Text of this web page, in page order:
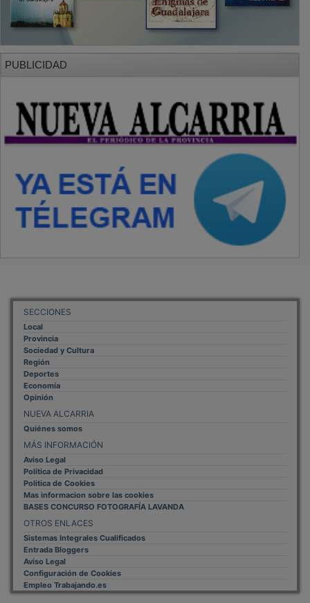
SECCIONES
Local
Provincia
Sociedad y Cultura
Región
Deportes
Economía
Opinión
NUEVA ALCARRIA
Quiénes somos
MÁS INFORMACIÓN
Aviso Legal
Política de Privacidad
Politica de Cookies
Mas informacion sobre las cookies
BASES CONCURSO FOTOGRAFÍA LAVANDA
Sistemas Integrales Cualificados
Entrada Bloggers
Aviso Legal
Configuración de Cookies
Empleo Trabajando.es